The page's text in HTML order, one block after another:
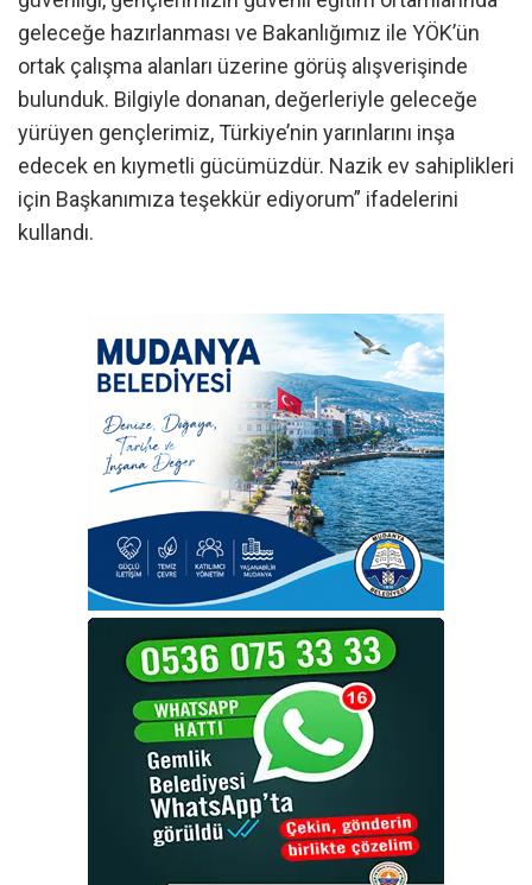
geleceğe hazırlanması ve Bakanlığımız ile YÖK’ün
ortak çalışma alanları üzerine görüş alışverişinde
bulunduk. Bilgiyle donanan, değerleriyle geleceğe
yürüyen gençlerimiz, Türkiye’nin yarınlarını inşa
edecek en kıymetli gücümüzdür. Nazik ev sahiplikleri
için Başkanımıza teşekkür ediyorum” ifadelerini
kullandı.